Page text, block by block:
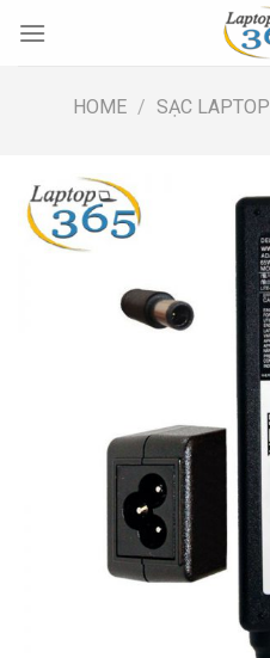
HOME / SẠC LAPTOP